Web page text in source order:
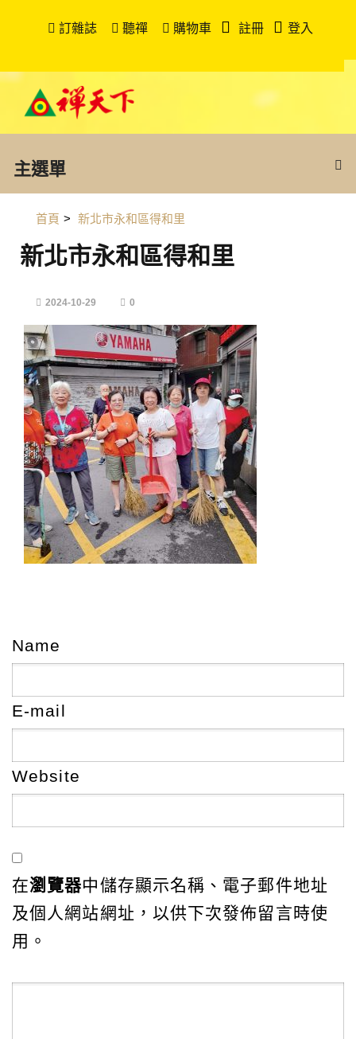
訂雜誌 聽禪 購物車 註冊 登入
主選單
首頁 > 新北市永和區得和里
新北市永和區得和里
2024-10-29 0
Name
E-mail
Website
在瀏覽器中儲存顯示名稱、電子郵件地址
及個人網站網址，以供下次發佈留言時使
用。